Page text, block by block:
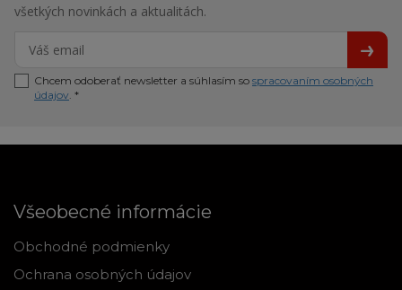
všetkých novinkách a aktualitách.
Chcem odoberať newsletter a súhlasím so spracovaním osobných
údajov. *
Všeobecné informácie
Obchodné podmienky
Ochrana osobných údajov